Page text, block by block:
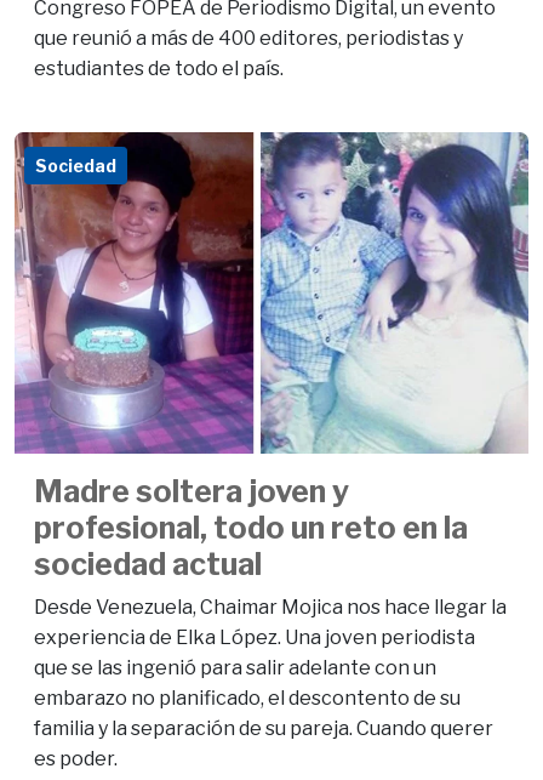
Congreso FOPEA de Periodismo Digital, un evento
que reunió a más de 400 editores, periodistas y
estudiantes de todo el país.
Sociedad
Madre soltera joven y
profesional, todo un reto en la
sociedad actual
Desde Venezuela, Chaimar Mojica nos hace llegar la
experiencia de Elka López. Una joven periodista
que se las ingenió para salir adelante con un
embarazo no planificado, el descontento de su
familia y la separación de su pareja. Cuando querer
es poder.